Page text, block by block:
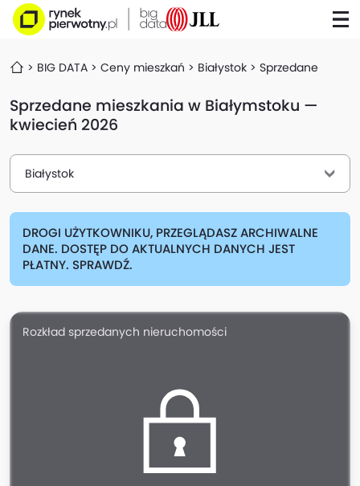
BIG DATA Ceny mieszkań Białystok Sprzedane
Sprzedane mieszkania w Białymstoku —
kwiecień 2026
Białystok
DROGI UŻYTKOWNIKU, PRZEGLĄDASZ ARCHIWALNE
DANE. DOSTĘP DO AKTUALNYCH DANYCH JEST
PŁATNY. SPRAWDŹ.
Rozkład sprzedanych nieruchomości